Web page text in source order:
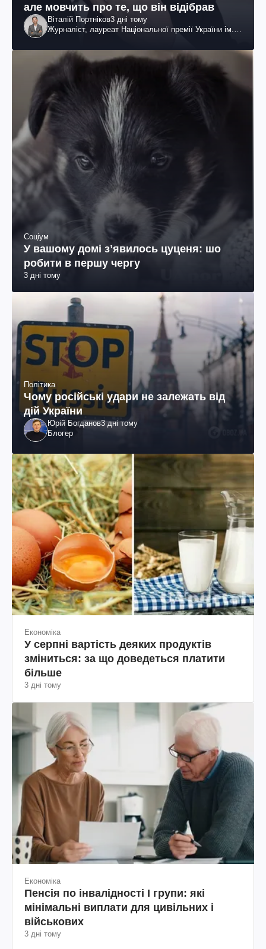
але мовчить про те, що він відібрав
Віталій Портніков3 дні тому
Журналіст, лауреат Національної премії України ім.
Соціум
У вашому домі зʼявилось цуценя: шо
робити в першу чергу
3 дні тому
Політика
Чому російські удари не залежать від
дій України
Юрій Богданов3 дні тому
Блогер
Економіка
У серпні вартість деяких продуктів
зміниться: за що доведеться платити
більше
3 дні тому
Економіка
Пенсія по інвалідності I групи: які
мінімальні виплати для цивільних і
військових
3 дні тому